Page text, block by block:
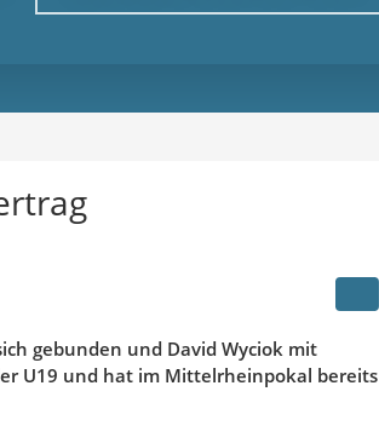
gebunden und David Wyciok mit
U19 und hat im Mittelrheinpokal bereits